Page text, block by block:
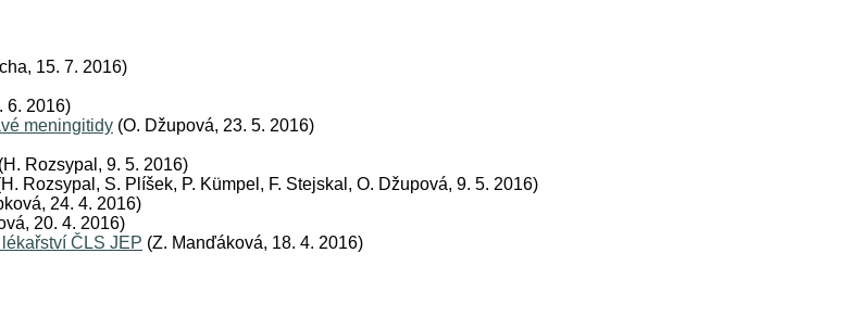
15. 7. 2016)
6. 2016)
meningitidy (O. Džupová, 23. 5. 2016)
(H. Rozsypal, 9. 5. 2016)
Rozsypal, S. Plíšek, P. Kümpel, F. Stejskal, O. Džupová, 9. 5. 2016)
24. 4. 2016)
20. 4. 2016)
ČLS JEP (Z. Manďáková, 18. 4. 2016)